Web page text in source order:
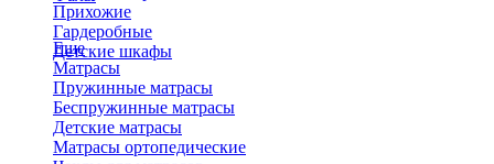
Прихожие
Гардеробные
Детские шкафы
Еще
Матрасы
Пружинные матрасы
Беспружинные матрасы
Детские матрасы
Матрасы ортопедические